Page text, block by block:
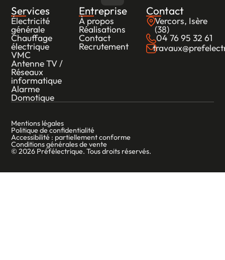
Services
Électricité
générale
Chauffage
électrique
VMC
Antenne TV /
Réseaux
informatique
Alarme
Domotique
Entreprise
À propos
Réalisations
Contact
Recrutement
Contact
Vercors, Isère
(38)
04 76 95 32 61
© 2026 Préfélectrique. Tous droits réservés.
Mentions légales
Politique de confidentialité
Accessibilité : partiellement conforme
Conditions générales de vente